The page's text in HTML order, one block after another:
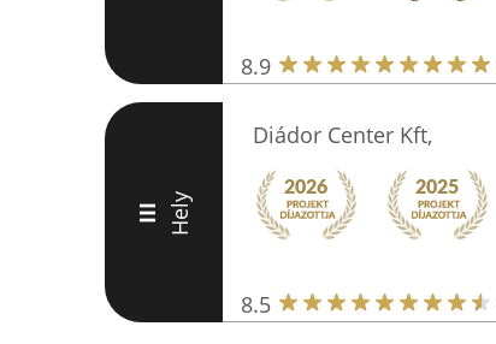
8.9
III Hely
Diádor Center Kft,
8.5